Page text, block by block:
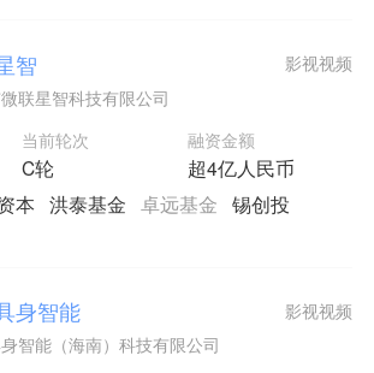
智
联星智科技有限公司
当前轮次
C轮
融资金额
超4亿人民币
影视视频
本 洪泰基金 卓远基金 锡创投
身智能
智能（海南）科技有限公司
影视视频